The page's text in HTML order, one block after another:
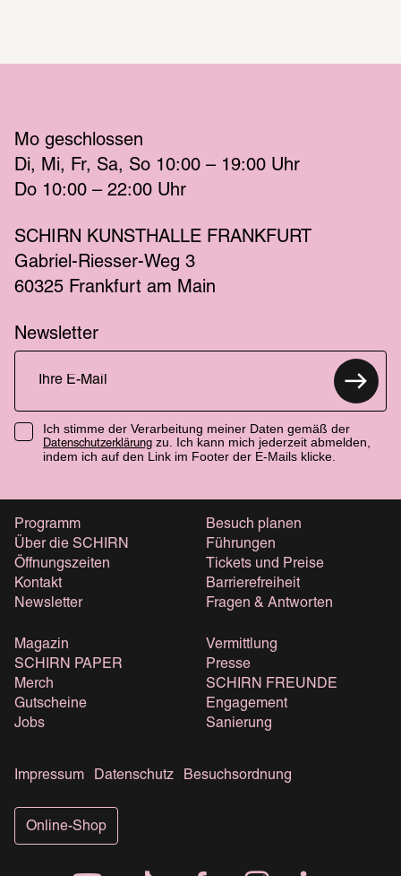
Mo geschlossen
Di
Mi Fr Sa So 10:00 – 19:00 Uhr
Do 10:00 – 22:00 Uhr
SCHIRN KUNSTHALLE FRANKFURT
Gabriel-Riesser-Weg 3
60325 Frankfurt am Main
Newsletter
Ich stimme der Verarbeitung meiner Daten gemäß der
Datenschutzerklärung zu. Ich kann mich jederzeit abmelden,
indem ich auf den Link im Footer der E-Mails klicke.
Programm
Über die SCHIRN
Öffnungszeiten
Kontakt
Newsletter
Besuch planen
Führungen
Tickets und Preise
Barrierefreiheit
Fragen & Antworten
Magazin
SCHIRN PAPER
Merch
Gutscheine
Jobs
Vermittlung
Presse
SCHIRN FREUNDE
Engagement
Sanierung
Impressum Datenschutz Besuchsordnung
Online-Shop